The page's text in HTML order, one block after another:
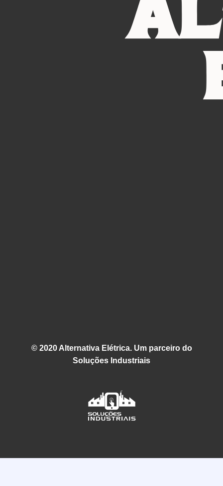
© 2020 Alternativa Elétrica. Um parceiro do
Soluções Industriais